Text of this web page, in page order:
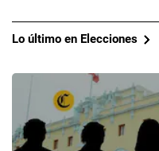
Lo último en Elecciones